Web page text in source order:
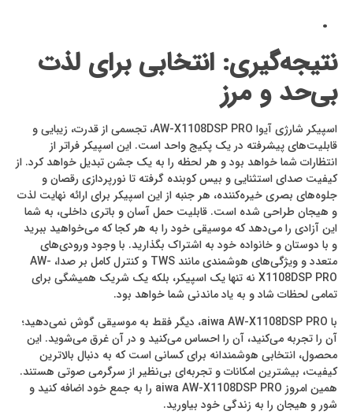
.
نتیجه‌گیری: انتخابی برای لذت
بی‌حد و مرز
اسپیکر شارژی آیوا AW-X1108DSP PRO، تجسمی از قدرت، زیبایی و
قابلیت‌های پیشرفته در یک پکیج واحد است. این اسپیکر فراتر از
انتظارات شما خواهد بود و هر لحظه را به یک جشن تبدیل خواهد کرد. از
کیفیت صدای استثنایی و بیس کوبنده گرفته تا نورپردازی رقصان و
جلوه‌های بصری خیره‌کننده، هر جنبه از این اسپیکر برای ارائه نهایت لذت
و هیجان طراحی شده است. قابلیت حمل آسان و باتری داخلی، به شما
این آزادی را می‌دهد که موسیقی خود را به هر کجا که می‌خواهید ببرید
و با دوستان و خانواده خود به اشتراک بگذارید. با وجود ورودی‌های
متعدد و ویژگی‌های هوشمندی مانند TWS و کنترل کامل بر صدا، AW-
X1108DSP PRO نه تنها یک اسپیکر، بلکه یک شریک همیشگی برای
تمامی لحظات شاد و به یاد ماندنی شما خواهد بود.
با aiwa AW-X1108DSP PRO، دیگر فقط به موسیقی گوش نمی‌دهید؛
آن را تجربه می‌کنید، آن را احساس می‌کنید و در آن غرق می‌شوید. این
محصول، انتخابی هوشمندانه برای کسانی است که به دنبال بالاترین
کیفیت، بیشترین امکانات و تجربه‌ای بی‌نظیر از سرگرمی صوتی هستند.
همین امروز aiwa AW-X1108DSP PRO را به جمع خود اضافه کنید و
شور و هیجان را به زندگی خود بیاورید.